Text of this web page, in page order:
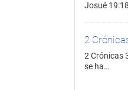
Josué
2
2 Crónicas
se ha…